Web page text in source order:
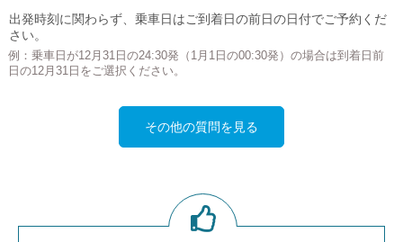
出発時刻に関わらず、乗車日はご到着日の前日の日付でご予約くだ
さい。
例：乗車日が12月31日の24:30発（1月1日の00:30発）の場合は到着日前
日の12月31日をご選択ください。
その他の質問を見る